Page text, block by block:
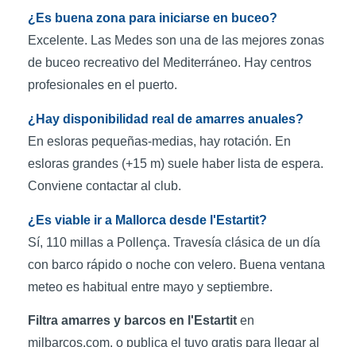
¿Es buena zona para iniciarse en buceo?
Excelente. Las Medes son una de las mejores zonas
de buceo recreativo del Mediterráneo. Hay centros
profesionales en el puerto.
¿Hay disponibilidad real de amarres anuales?
En esloras pequeñas-medias, hay rotación. En
esloras grandes (+15 m) suele haber lista de espera.
Conviene contactar al club.
¿Es viable ir a Mallorca desde l'Estartit?
Sí, 110 millas a Pollença. Travesía clásica de un día
con barco rápido o noche con velero. Buena ventana
meteo es habitual entre mayo y septiembre.
Filtra amarres y barcos en l'Estartit en
milbarcos.com, o publica el tuyo gratis para llegar al